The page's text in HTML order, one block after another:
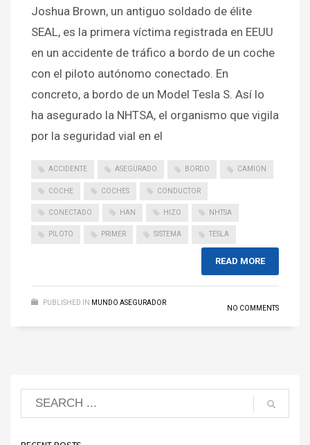
Joshua Brown, un antiguo soldado de élite
SEAL, es la primera víctima registrada en EEUU
en un accidente de tráfico a bordo de un coche
con el piloto autónomo conectado. En
concreto, a bordo de un Model Tesla S. Así lo
ha asegurado la NHTSA, el organismo que vigila
por la seguridad vial en el
ACCIDENTE ASEGURADO BORDO CAMION
COCHE COCHES CONDUCTOR
CONECTADO HAN HIZO NHTSA
PILOTO PRIMER SISTEMA TESLA
READ MORE
PUBLISHED IN MUNDO ASEGURADOR
NO COMMENTS